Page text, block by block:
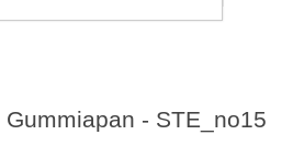
- STE_no15